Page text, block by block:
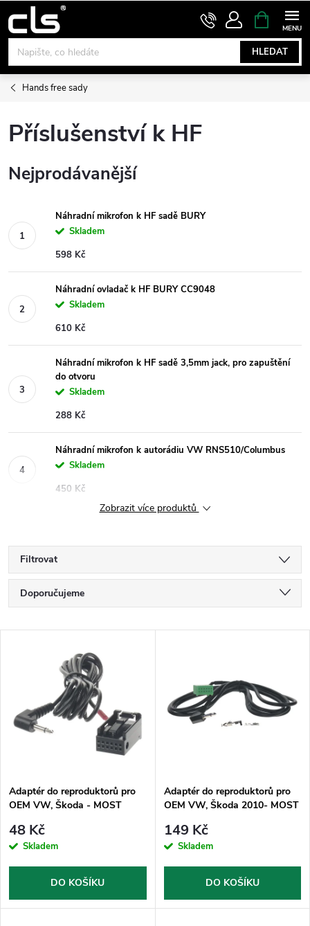
na
obsah
HLEDAT
NÁKUPNÍ
KOŠÍK
Hands free sady
Příslušenství k HF
Nejprodávanější
Náhradní mikrofon k HF sadě BURY
Skladem
598 Kč
Náhradní ovladač k HF BURY CC9048
Skladem
610 Kč
Náhradní mikrofon k HF sadě 3,5mm jack, pro zapuštění
do otvoru
Skladem
288 Kč
Náhradní mikrofon k autorádiu VW RNS510/Columbus
Skladem
450 Kč
Zobrazit více produktů
Filtrovat
Ř
a
n
p
r
o
d
Doporučujeme
Nejprodávanější
Abecedně
p
s
p
r
Adaptér do reproduktorů pro
OEM VW, Škoda - MOST
48 Kč
Skladem
DO KOŠÍKU
Adaptér do reproduktorů pro
OEM VW, Škoda 2010- MOST
149 Kč
Skladem
DO KOŠÍKU